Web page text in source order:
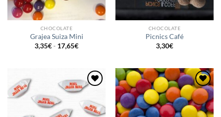
CHOCOLATE
Grajea Suiza Mini
3,35€- 17,65€Rango
3,35€
hasta
17,65€
CHOCOLATE
Picnics Café
3,30€
Añadir
a la
lista de
deseos
Añadir
a la
lista de
deseos